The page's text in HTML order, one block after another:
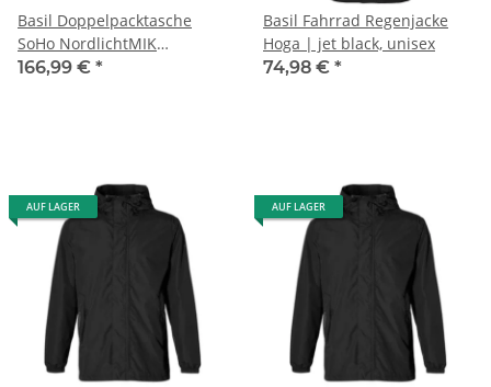
Basil Doppelpacktasche
SoHo NordlichtMIK
pastellgrün, 31x13x37cm
166,99 € *
Basil Fahrrad Regenjacke
Hoga | jet black, unisex
74,98 € *
AUF LAGER AUF LAGER